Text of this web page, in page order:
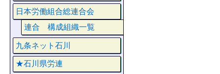
日本労働組合総連合会
連合 構成組織一覧
九条ネット石川
★石川県労連